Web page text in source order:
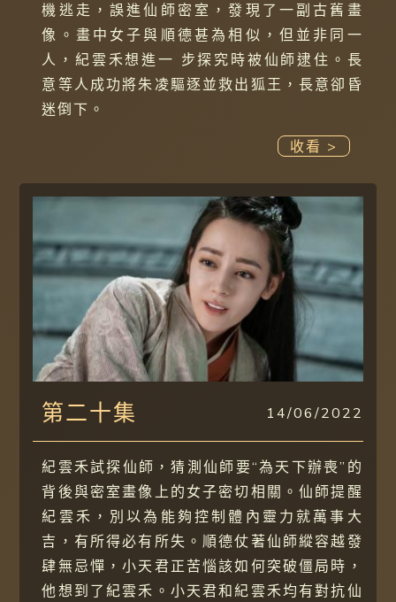
機逃走，誤進仙師密室，發現了一副古舊畫
像。畫中女子與順德甚為相似，但並非同一
人，紀雲禾想進一 步探究時被仙師逮住。長
意等人成功將朱凌驅逐並救出狐王，長意卻昏
迷倒下。
收看 >
第二十集 14/06/2022
紀雲禾試探仙師，猜測仙師要“為天下辦喪”的
背後與密室畫像上的女子密切相關。仙師提醒
紀雲禾，別以為能夠控制體內靈力就萬事大
吉，有所得必有所失。順德仗著仙師縱容越發
肆無忌憚，小天君正苦惱該如何突破僵局時，
他想到了紀雲禾。小天君和紀雲禾均有對抗仙